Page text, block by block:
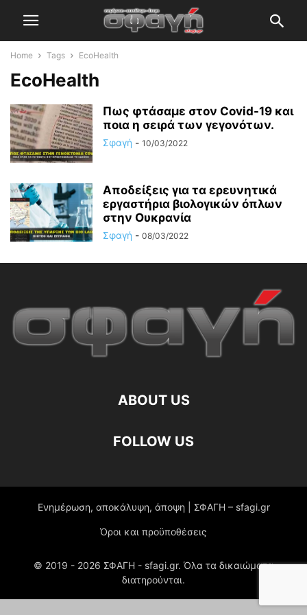
Home Tags EcoHealth
EcoHealth
Πως φτάσαμε στον Covid-19 και
ποια η σειρά των γεγονότων.
Σφαγή - 10/03/2022
Αποδείξεις για τα ερευνητικά
εργαστήρια βιολογικών όπλων
στην Ουκρανία
Σφαγή - 08/03/2022
ABOUT US
FOLLOW US
Ενημέρωση, αποκάλυψη, άποψη | ΣΦΑΓΗ – sfagi.gr
Όροι και προϋποθέσεις
© 2019 - 2026 ΣΦΑΓΗ - sfagi.gr. Όλα τα δικαιώματα
διατηρούνται.